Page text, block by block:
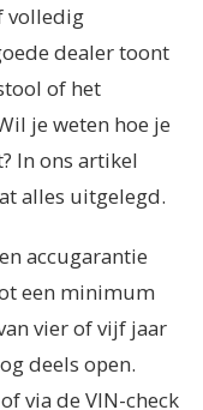
volledig
dealer toont
of het
je weten hoe je
In ons artikel
alles uitgelegd.
accugarantie
een minimum
vier of vijf jaar
deels open.
via de VIN-check